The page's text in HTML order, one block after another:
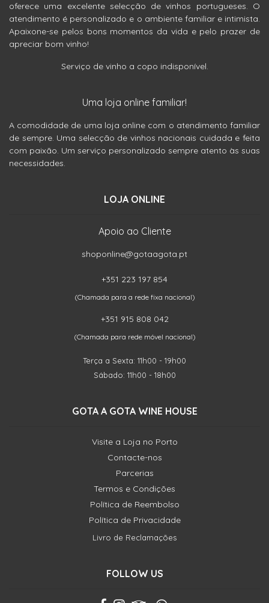
oferece uma excelente selecção de vinhos portugueses. O
atendimento é personalizado e o ambiente familiar e intimista.
Apaixone-se pelos bons momentos da vida e pelo prazer de
apreciar bom vinho!
Serviço de vinho a copo indisponível.
Uma loja online familiar!
A comodidade de uma loja online com o atendimento familiar
de sempre. Uma selecção de vinhos nacionais cuidada e feita
com paixão. Um serviço personalizado sempre atento às suas
necessidades.
LOJA ONLINE
Apoio ao Cliente
shoponline@gotaagota.pt
+351 223 197 854
(Chamada para a rede fixa nacional)
+351 915 808 042
(Chamada para rede móvel nacional)
Terça a Sexta: 11h00 - 19h00
Sábado: 11h00 - 18h00
GOTA A GOTA WINE HOUSE
Visite a Loja no Porto
Contacte-nos
Parcerias
Termos e Condições
Política de Reembolso
Política de Privacidade
Livro de Reclamações
FOLLOW US